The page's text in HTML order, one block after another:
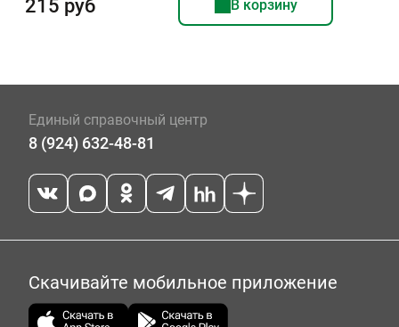
215 руб В корзину
Единый справочный центр
8 (924) 632-48-81
Скачивайте мобильное приложение